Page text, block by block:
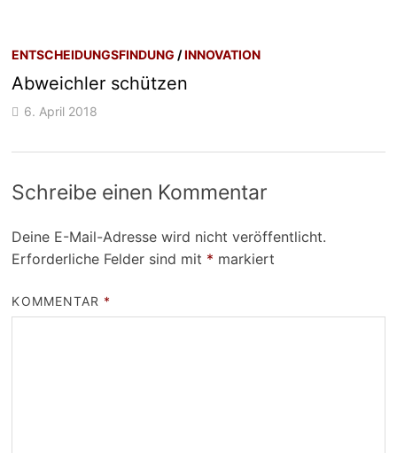
ENTSCHEIDUNGSFINDUNG /INNOVATION
Abweichler schützen
6. April 2018
Schreibe einen Kommentar
Deine E-Mail-Adresse wird nicht veröffentlicht.
Erforderliche Felder sind mit * markiert
KOMMENTAR *